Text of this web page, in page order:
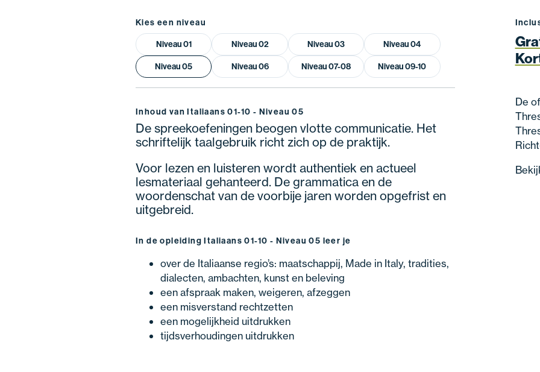
Kies een niveau
Niveau 01 Niveau 02 Niveau 03 Niveau 04
Niveau 05 Niveau 06 Niveau 07-08 Niveau 09-10
Inhoud van Italiaans 01-10 - Niveau 05
De spreekoefeningen beogen vlotte communicatie. Het
schriftelijk taalgebruik richt zich op de praktijk.
Voor lezen en luisteren wordt authentiek en actueel
lesmateriaal gehanteerd. De grammatica en de
woordenschat van de voorbije jaren worden opgefrist en
uitgebreid.
In de opleiding Italiaans 01-10 - Niveau 05 leer je
over de Italiaanse regio’s: maatschappij, Made in Italy, tradities,
dialecten, ambachten, kunst en beleving
een afspraak maken, weigeren, afzeggen
een misverstand rechtzetten
een mogelijkheid uitdrukken
tijdsverhoudingen uitdrukken
De